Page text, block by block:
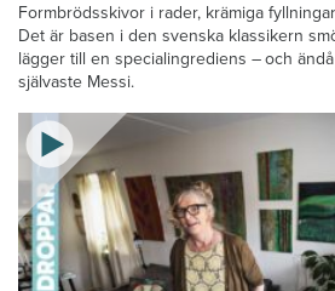
Formbrödsskivor i rader, krämiga
Det är basen i den svenska klassikern
lägger till en specialingrediens – och
självaste Messi.